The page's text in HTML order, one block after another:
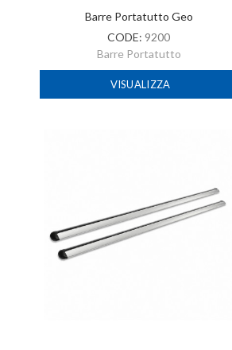
Barre Portatutto Geo
CODE: 9200
Barre Portatutto
VISUALIZZA